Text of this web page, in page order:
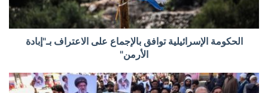
الحكومة الإسرائيلية توافق بالإجماع على الاعتراف بـ"إبادة
الأرمن"